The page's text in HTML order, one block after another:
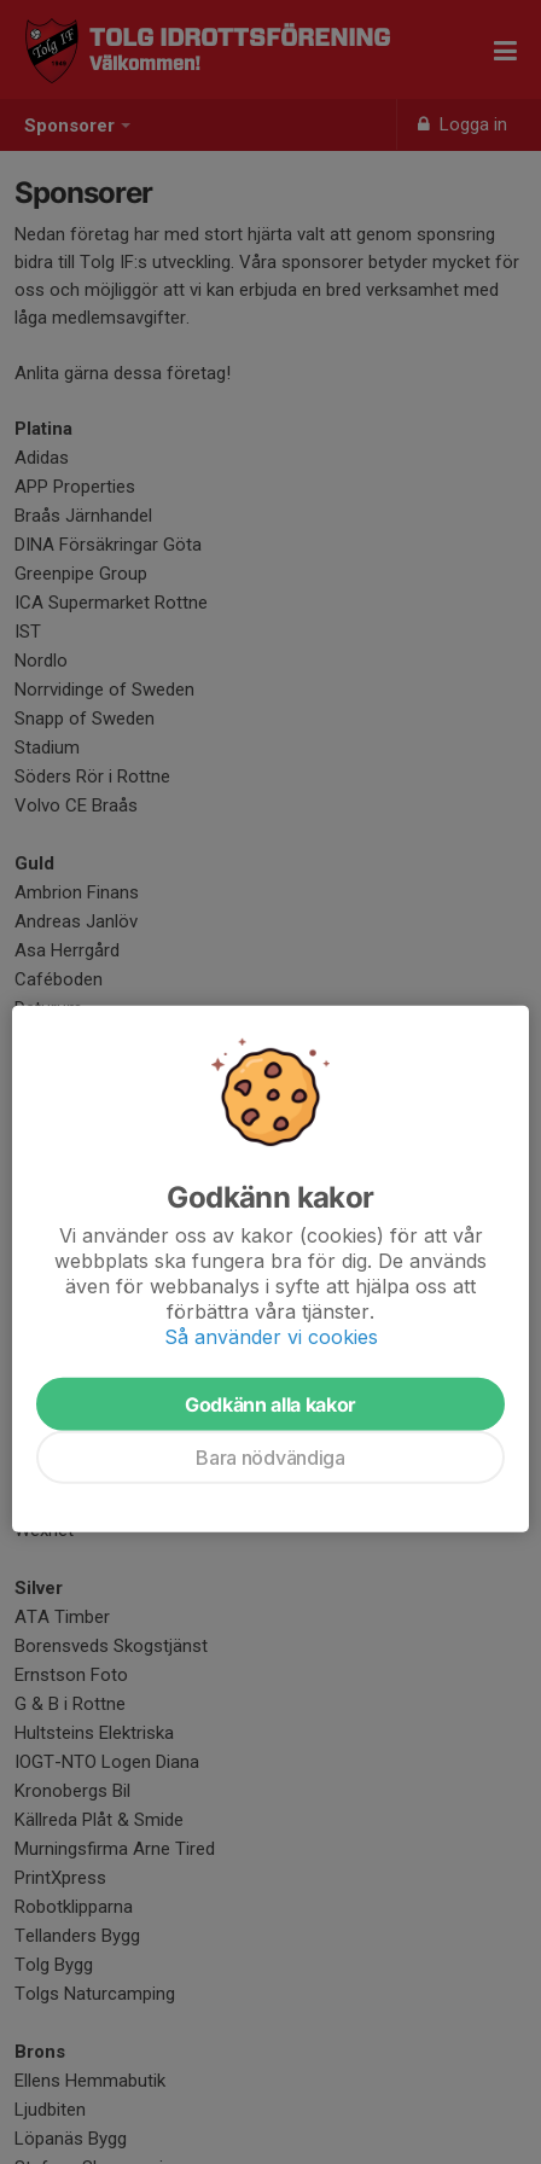
Sponsorer Logga in
TOLG IDROTTSFÖRENING
Välkommen!
Sponsorer
Nedan företag har med stort hjärta valt att genom sponsring
bidra till Tolg IF:s utveckling. Våra sponsorer betyder mycket för
oss och möjliggör att vi kan erbjuda en bred verksamhet med
låga medlemsavgifter.
Anlita gärna dessa företag!
Platina
Adidas
APP Properties
Braås Järnhandel
DINA Försäkringar Göta
Greenpipe Group
ICA Supermarket Rottne
IST
Nordlo
Norrvidinge of Sweden
Snapp of Sweden
Stadium
Söders Rör i Rottne
Volvo CE Braås
Guld
Ambrion Finans
Andreas Janlöv
Asa Herrgård
Caféboden
Daturum
Klockaregårdens Trädgårdsbutik
Konstnär Emilia Linderholm
Målajords kött
Nybergs Bilservice
PeO Vinnersten Massage & Friskvård
Snickrat & klart
Sparbanken Eken
Wexnet
Silver
ATA Timber
Borensveds Skogstjänst
Ernstson Foto
G & B i Rottne
Hultsteins Elektriska
IOGT-NTO Logen Diana
Kronobergs Bil
Källreda Plåt & Smide
Murningsfirma Arne Tired
PrintXpress
Robotklipparna
Tellanders Bygg
Tolg Bygg
Tolgs Naturcamping
Brons
Ellens Hemmabutik
Ljudbiten
Löpanäs Bygg
Godkänn kakor
Vi använder oss av kakor (cookies) för att vår
webbplats ska fungera bra för dig. De används
även för webbanalys i syfte att hjälpa oss att
förbättra våra tjänster.
Så använder vi cookies
Godkänn alla kakor
Bara nödvändiga